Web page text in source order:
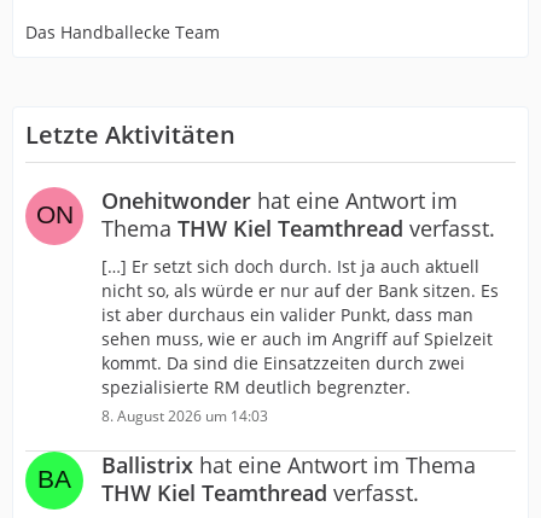
Das Handballecke Team
Letzte Aktivitäten
Onehitwonder hat eine Antwort im
Thema THW Kiel Teamthread verfasst.
[…] Er setzt sich doch durch. Ist ja auch aktuell
nicht so, als würde er nur auf der Bank sitzen. Es
ist aber durchaus ein valider Punkt, dass man
sehen muss, wie er auch im Angriff auf Spielzeit
kommt. Da sind die Einsatzzeiten durch zwei
spezialisierte RM deutlich begrenzter.
8. August 2026 um 14:03
Ballistrix hat eine Antwort im Thema
THW Kiel Teamthread verfasst.